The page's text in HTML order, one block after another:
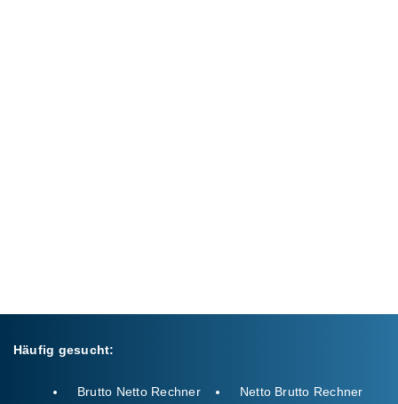
Häufig gesucht:
Brutto Netto Rechner Netto Brutto Rechner